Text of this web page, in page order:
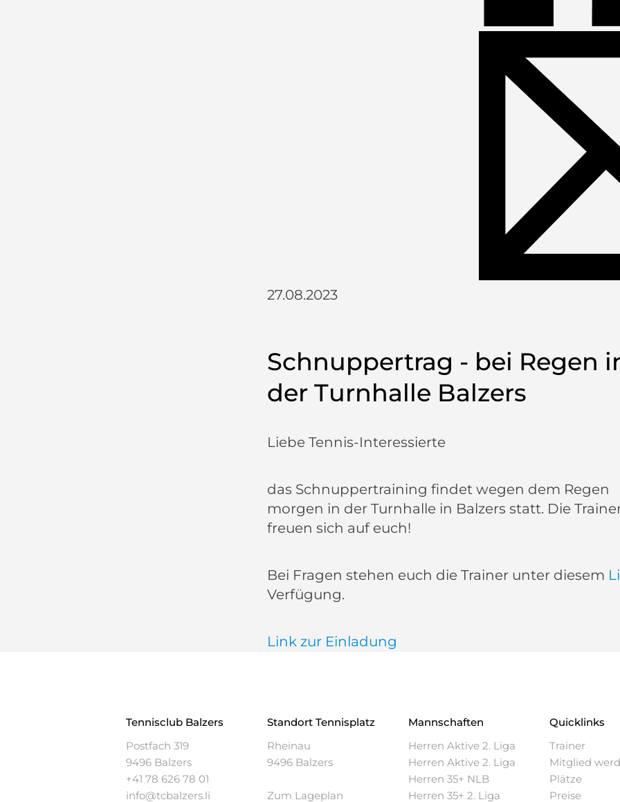
27.08.2023
Schnuppertrag - bei Regen
der Turnhalle Balzers
Liebe Tennis-Interessierte
das Schnuppertraining findet wegen dem Regen
morgen in der Turnhalle in Balzers statt. Die
freuen sich auf euch!
Bei Fragen stehen euch die Trainer unter diesem
Verfügung.
Link zur Einladung
Tennisclub Balzers
Postfach 319
9496 Balzers
+41 78 626 78 01
info@tcbalzers.li
Standort Tennisplatz
Rheinau
9496 Balzers
Zum Lageplan
Mannschaften
Herren Aktive 2. Liga
Herren Aktive 2. Liga
Herren 35+ NLB
Herren 35+ 2. Liga
Quicklinks
Trainer
Mitglied
Plätze
Preise